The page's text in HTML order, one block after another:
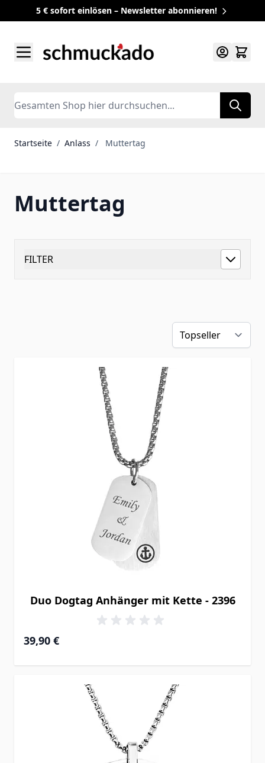
5 € sofort einlösen – Newsletter abonnieren!
Search
Startseite / Anlass / Muttertag
Muttertag
FILTER
Duo Dogtag Anhänger mit Kette - 2396
39,90 €